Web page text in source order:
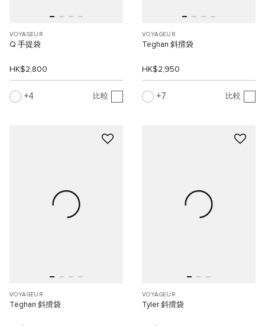
VOYAGEUR
Q 手提袋
HK$2,800
4 比較
VOYAGEUR
Teghan 斜揹袋
HK$2,950
7 比較
VOYAGEUR
Teghan 斜揹袋
VOYAGEUR
Tyler 斜揹袋